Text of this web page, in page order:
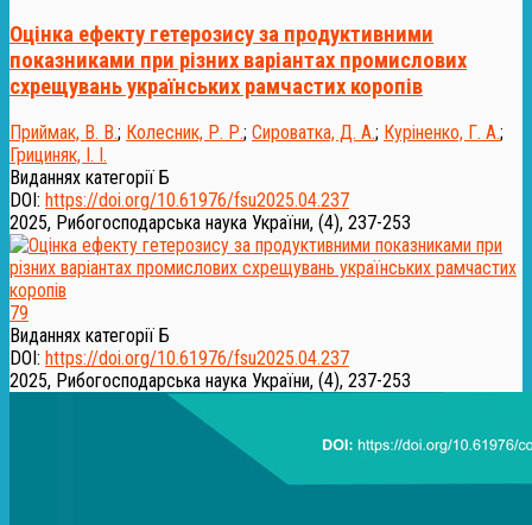
Оцінка ефекту гетерозису за продуктивними
показниками при різних варіантах промислових
схрещувань українських рамчастих коропів
Приймак, В. В.; Колесник, Р. Р.; Сироватка, Д. А.; Куріненко, Г. А.;
Грициняк, І. І.
Виданнях категорії Б
DOI: https://doi.org/10.61976/fsu2025.04.237
2025, Рибогосподарська наука України, (4), 237-253
79
Виданнях категорії Б
DOI: https://doi.org/10.61976/fsu2025.04.237
2025, Рибогосподарська наука України, (4), 237-253